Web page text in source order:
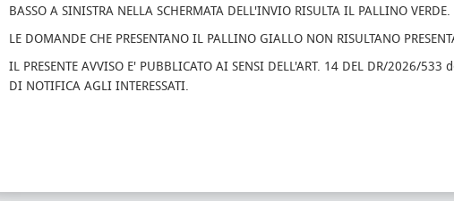
BASSO A SINISTRA NELLA SCHERMATA DELL'INVIO RISULTA IL PALLINO VERDE.
LE DOMANDE CHE PRESENTANO IL PALLINO GIALLO NON RISULTANO
IL PRESENTE AVVISO E' PUBBLICATO AI SENSI DELL'ART. 14 DEL DR/2026/
DI NOTIFICA AGLI INTERESSATI.